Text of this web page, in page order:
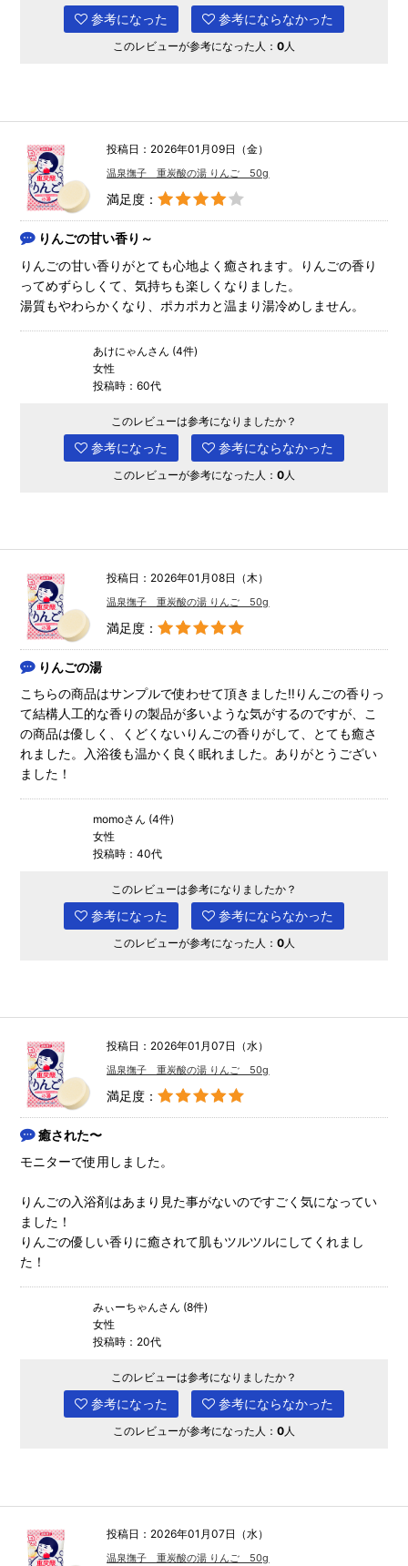
参考になった 参考にならなかった
このレビューが参考になった人： 0人
投稿日：2026年01月09日（金）
温泉撫子 重炭酸の湯 りんご 50g
満足度：
りんごの甘い香り～
りんごの甘い香りがとても心地よく癒されます。りんごの香り
ってめずらしくて、気持ちも楽しくなりました。
湯質もやわらかくなり、ポカポカと温まり湯冷めしません。
あけにゃんさん (4件)
女性
投稿時：60代
このレビューは参考になりましたか？
参考になった 参考にならなかった
このレビューが参考になった人： 0 人
投稿日：2026年01月08日（木）
温泉撫子 重炭酸の湯 りんご 50g
満足度：
りんごの湯
こちらの商品はサンプルで使わせて頂きました‼︎りんごの香りっ
て結構人工的な香りの製品が多いような気がするのですが、こ
の商品は優しく、くどくないりんごの香りがして、とても癒さ
れました。入浴後も温かく良く眠れました。ありがとうござい
ました！
momoさん (4件)
女性
投稿時：40代
このレビューは参考になりましたか？
参考になった 参考にならなかった
このレビューが参考になった人： 0 人
投稿日：2026年01月07日（水）
温泉撫子 重炭酸の湯 りんご 50g
満足度：
癒された〜
モニターで使用しました。
りんごの入浴剤はあまり見た事がないのですごく気になってい
ました！
りんごの優しい香りに癒されて肌もツルツルにしてくれまし
た！
みぃーちゃんさん (8件)
女性
投稿時：20代
このレビューは参考になりましたか？
参考になった 参考にならなかった
このレビューが参考になった人： 0人
投稿日：2026年01月07日（水）
温泉撫子 重炭酸の湯 りんご 50g